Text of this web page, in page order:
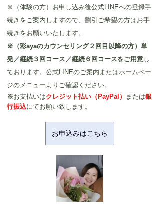
※（体験の方）お申し込み後公式LINEへの登録手
続きをご案内しますので、割引ご希望の方はお手
続きをお願いいたします。
※（彩ayaのカウンセリング２回目以降の方）単
発／継続３回コース／継続６回コースをご用意し
ております。公式LINEのご案内またはホームペー
ジのメニューよりご確認ください。
※お支払いはクレジット払い（PayPal） または銀
行振込にてお願い致します。
お申込みはこちら